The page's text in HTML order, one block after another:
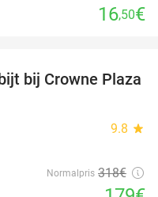
16,50€
44%
bij Crowne Plaza
9.8 star
Normalpris 318€